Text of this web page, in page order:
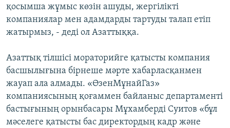
қосымша жұмыс көзін ашуды, жергілікті
компаниялар мен адамдарды тартуды талап етіп
жатырмыз, - деді ол Азаттыққа.
Азаттық тілшісі мораторийге қатысты компания
басшылығына бірнеше мәрте хабарласқанмен
жауап ала алмады. «ӨзенМұнайГаз»
компаниясының қоғаммен байланыс департаменті
бастығының орынбасары Мұхамберді Суитов «бұл
мәселеге қатысты бас директордың кадр және